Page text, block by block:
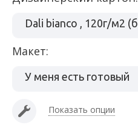
Макет:
У меня есть готовый
Показать опции